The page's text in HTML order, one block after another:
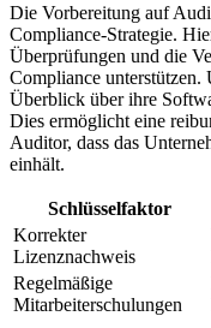
Die Vorbereitung auf
Compliance-Strategie.
Überprüfungen und die
Compliance unterstützen.
Überblick über ihre
Dies ermöglicht eine
Auditor, dass das
einhält.
Schlüsselfaktor
Korrekter
Lizenznachweis
Regelmäßige
Mitarbeiterschulungen